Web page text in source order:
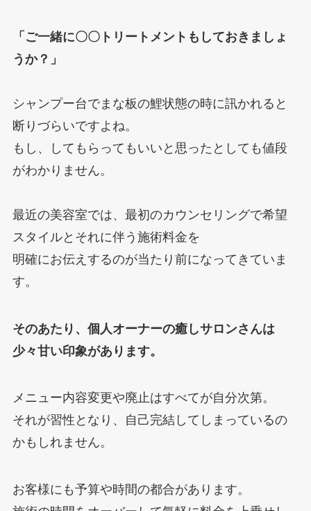
「ご一緒に〇〇トリートメントもしておきましょ
うか？」
シャンプー台でまな板の鯉状態の時に訊かれると
断りづらいですよね。
もし、してもらってもいいと思ったとしても値段
がわかりません。
最近の美容室では、最初のカウンセリングで希望
スタイルとそれに伴う施術料金を
明確にお伝えするのが当たり前になってきていま
す。
そのあたり、個人オーナーの癒しサロンさんは
少々甘い印象があります。
メニュー内容変更や廃止はすべてが自分次第。
それが習性となり、自己完結してしまっているの
かもしれません。
お客様にも予算や時間の都合があります。